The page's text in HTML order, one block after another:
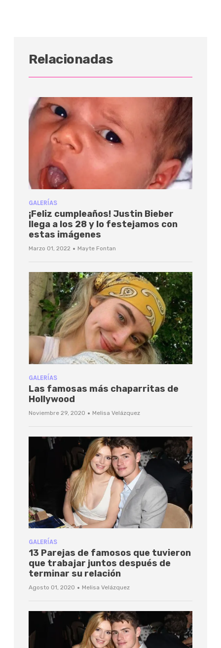
Relacionadas
GALERÍAS
¡Feliz cumpleaños! Justin Bieber
llega a los 28 y lo festejamos con
estas imágenes
Marzo 01, 2022 · Mayte Fontan
GALERÍAS
Las famosas más chaparritas de
Hollywood
Noviembre 29, 2020 · Melisa Velázquez
GALERÍAS
13 Parejas de famosos que tuvieron
que trabajar juntos después de
terminar su relación
Agosto 01, 2020 · Melisa Velázquez